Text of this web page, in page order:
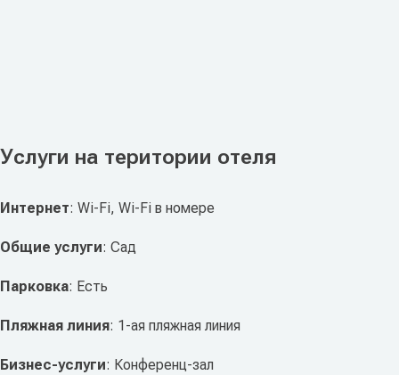
Услуги на територии отеля
Интернет: Wi-Fi, Wi-Fi в номере
Общие услуги: Сад
Парковка: Есть
Пляжная линия: 1-ая пляжная линия
Бизнес-услуги: Конференц-зал